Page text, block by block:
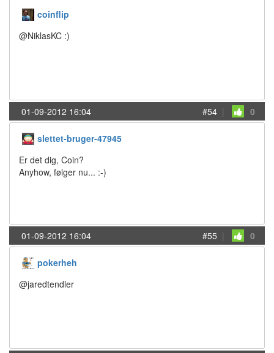
coinflip
@NiklasKC :)
01-09-2012 16:04 #54 | 0
slettet-bruger-47945
Er det dig, Coin?
Anyhow, følger nu... :-)
01-09-2012 16:04 #55 | 0
pokerheh
@jaredtendler